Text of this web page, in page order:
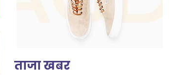
ताजा खबर